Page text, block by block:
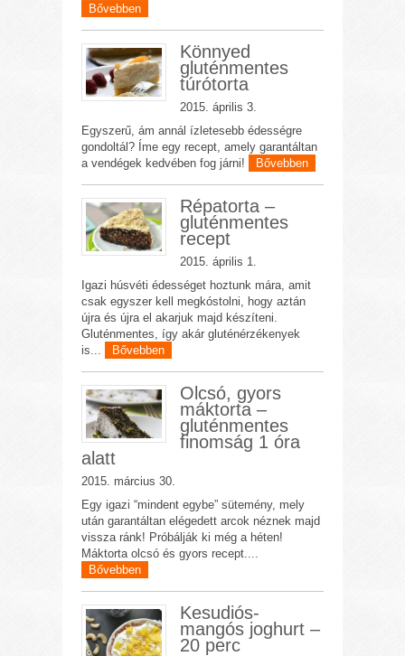
Bővebben
Könnyed
gluténmentes
túrótorta
2015. április 3.
Egyszerű, ám annál ízletesebb édességre
gondoltál? Íme egy recept, amely garantáltan
a vendégek kedvében fog járni!
Bővebben
Répatorta –
gluténmentes
recept
2015. április 1.
Igazi húsvéti édességet hoztunk mára, amit
csak egyszer kell megkóstolni, hogy aztán
újra és újra el akarjuk majd készíteni.
Gluténmentes, így akár gluténérzékenyek
is...
Bővebben
Olcsó, gyors
máktorta –
gluténmentes
finomság 1 óra
alatt
2015. március 30.
Egy igazi “mindent egybe” sütemény, mely
után garantáltan elégedett arcok néznek majd
vissza ránk! Próbálják ki még a héten!
Máktorta olcsó és gyors recept....
Bővebben
Kesudiós-
mangós joghurt –
20 perc